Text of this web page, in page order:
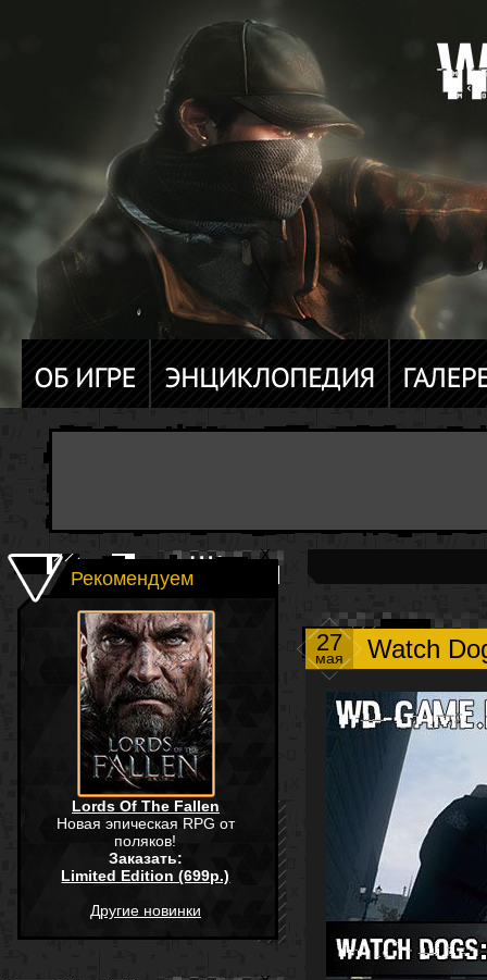
Рекомендуем
Lords Of The Fallen
Новая эпическая RPG от
поляков!
Заказать:
Limited Edition (699р.)
Другие новинки
27
мая Watch